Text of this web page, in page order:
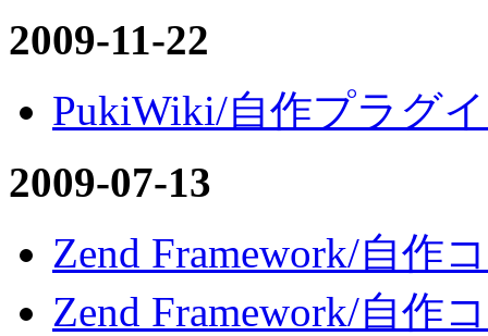
2009-11-22
PukiWiki/自作プラグ
2009-07-13
Zend Framework/自作
Zend Framework/自作